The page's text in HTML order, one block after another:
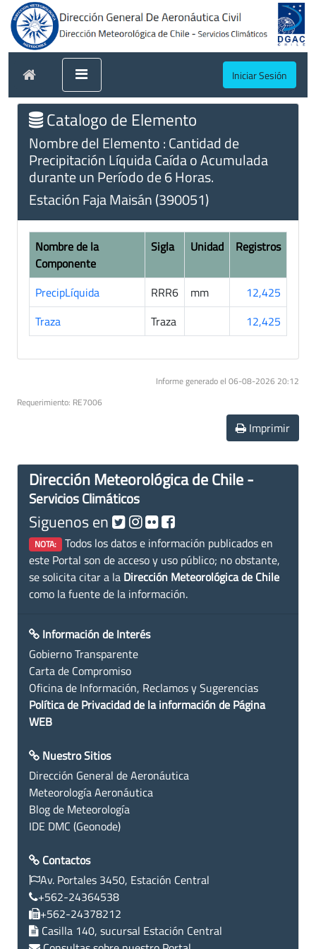
Iniciar Sesión
Catalogo de Elemento
Nombre del Elemento : Cantidad de
Precipitación Líquida Caída o Acumulada
durante un Período de 6 Horas.
Estación Faja Maisán (390051)
Nombre de la
Componente
Sigla Unidad Registros
PrecipLíquida RRR6 mm
12,425
Traza
Traza 12,425
Informe generado el 06-08-2026 20:12
Requerimiento: RE7006
Imprimir
Dirección Meteorológica de Chile -
Servicios Climáticos
Siguenos en
NOTA: Todos los datos e información publicados en
este Portal son de acceso y uso público; no obstante,
se solicita citar a la Dirección Meteorológica de Chile
como la fuente de la información.
Información de Interés
Gobierno Transparente
Carta de Compromiso
Oficina de Información, Reclamos y Sugerencias
Política de Privacidad de la información de Página
WEB
Nuestro Sitios
Dirección General de Aeronáutica
Meteorología Aeronáutica
Blog de Meteorología
IDE DMC (Geonode)
Contactos
Av. Portales 3450, Estación Central
+562-24364538
+562-24378212
Casilla 140, sucursal Estación Central